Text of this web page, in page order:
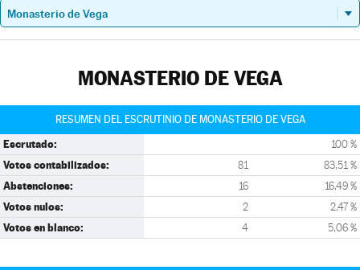
MONASTERIO DE VEGA
RESUMEN DEL ESCRUTINIO DE MONASTERIO DE VEGA
Escrutado: 100 %
Votos contabilizados: 81 83,51 %
Abstenciones: 16 16,49 %
Votos nulos: 2 2,47 %
Votos en blanco: 4 5,06 %